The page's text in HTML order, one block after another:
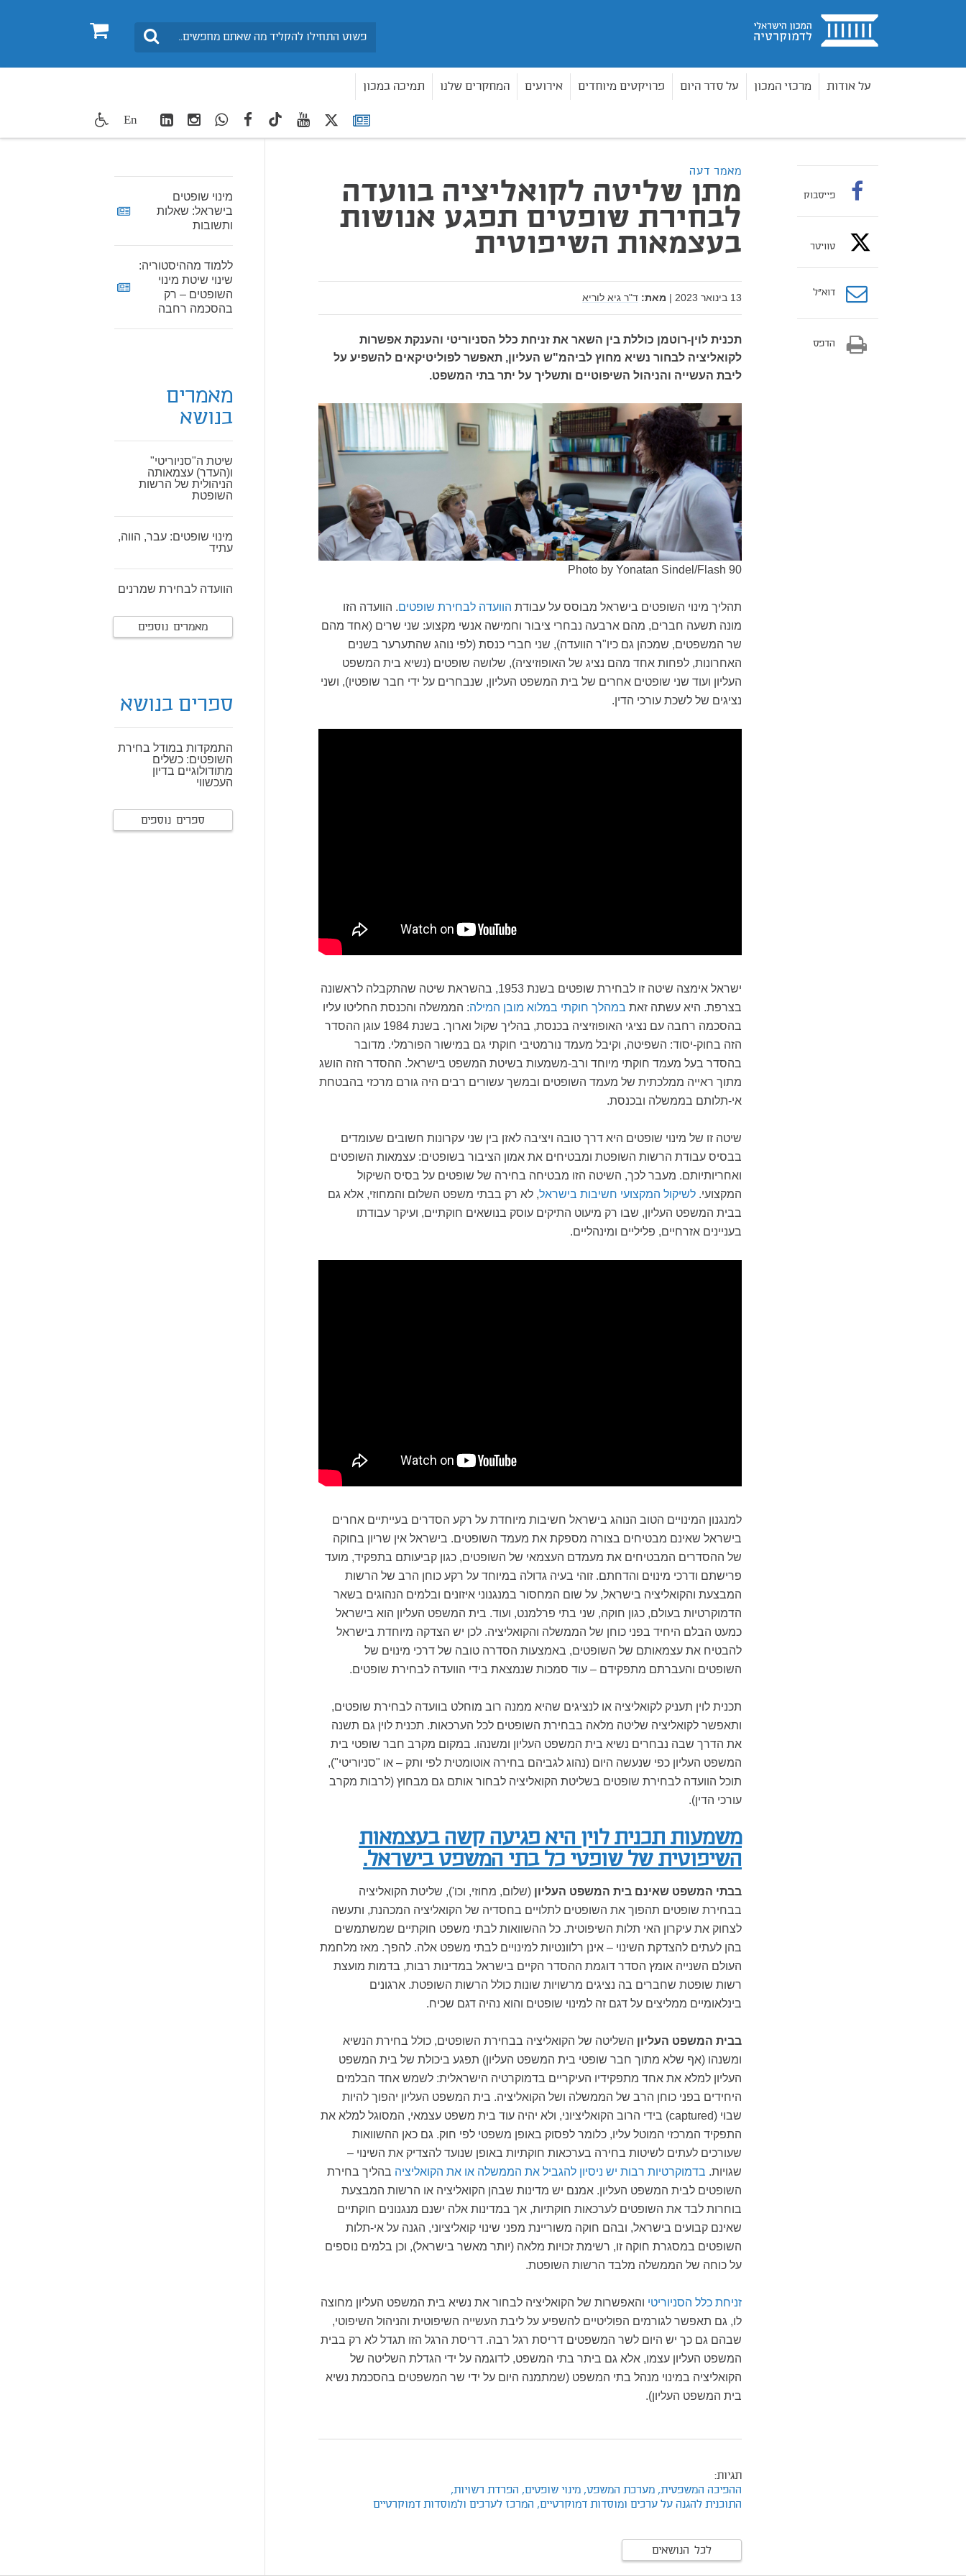
בית 0 חיפוש
על אודות מרכזי המכון על סדר היום פרויקטים מיוחדים אירועים המחקרים שלנו תמיכה במכון
רשימת
תפוצה
twitter
youtube
TikTok
facebook
WhatsApp
Instagram
LinkedIn
En
מאמר דעה
מתן שליטה לקואליציה בוועדה
לבחירת שופטים תפגע אנושות
בעצמאות השיפוטית
13 בינואר 2023 | מאת: ד"ר גיא לוריא
תכנית לוין-רוטמן כוללת בין השאר את זניחת כלל הסניוריטי והענקת אפשרות
לקואליציה לבחור נשיא מחוץ לביהמ"ש העליון, תאפשר לפוליטיקאים להשפיע על
ליבת העשייה והניהול השיפוטיים ותשליך על יתר בתי המשפט.
Photo by Yonatan Sindel/Flash 90
תהליך מינוי השופטים בישראל מבוסס על עבודת הוועדה לבחירת שופטים. הוועדה הזו
מונה תשעה חברים, מהם ארבעה נבחרי ציבור וחמישה אנשי מקצוע: שני שרים (אחד מהם
שר המשפטים, שמכהן גם כיו"ר הוועדה), שני חברי כנסת (לפי נוהג שהתערער בשנים
האחרונות, לפחות אחד מהם נציג של האופוזיציה), שלושה שופטים (נשיא בית המשפט
העליון ועוד שני שופטים אחרים של בית המשפט העליון, שנבחרים על ידי חבר שופטיו), ושני
נציגים של לשכת עורכי הדין.
ישראל אימצה שיטה זו לבחירת שופטים בשנת 1953, בהשראת שיטה שהתקבלה לראשונה
בצרפת. היא עשתה זאת במהלך חוקתי במלוא מובן המילה: הממשלה והכנסת החליטו עליו
בהסכמה רחבה עם נציגי האופוזיציה בכנסת, בהליך שקול וארוך. בשנת 1984 עוגן ההסדר
הזה בחוק-יסוד: השפיטה, וקיבל מעמד נורמטיבי חוקתי גם במישור הפורמלי. מדובר
בהסדר בעל מעמד חוקתי מיוחד ורב-משמעות בשיטת המשפט בישראל. ההסדר הזה הושג
מתוך ראייה ממלכתית של מעמד השופטים ובמשך עשורים רבים היה גורם מרכזי בהבטחת
אי-תלותם בממשלה ובכנסת.
שיטה זו של מינוי שופטים היא דרך טובה ויציבה לאזן בין שני עקרונות חשובים שעומדים
בבסיס עבודת הרשות השופטת ומבטיחים את אמון הציבור בשופטים: עצמאות השופטים
ואחריותיותם. מעבר לכך, השיטה הזו מבטיחה בחירה של שופטים על בסיס השיקול
המקצועי. לשיקול המקצועי חשיבות בישראל, לא רק בבתי משפט השלום והמחוזי, אלא גם
בבית המשפט העליון, שבו רק מיעוט התיקים עוסק בנושאים חוקתיים, ועיקר עבודתו
בעניינים אזרחיים, פליליים ומינהליים.
למנגנון המינויים הטוב הנוהג בישראל חשיבות מיוחדת על רקע הסדרים בעייתיים אחרים
בישראל שאינם מבטיחים בצורה מספקת את מעמד השופטים. בישראל אין שריון בחוקה
של ההסדרים המבטיחים את מעמדם העצמאי של השופטים, כגון קביעותם בתפקיד, מועד
פרישתם ודרכי מינוים והדחתם. זוהי בעיה גדולה במיוחד על רקע כוחן הרב של הרשות
המבצעת והקואליציה בישראל, על שום המחסור במנגנוני איזונים ובלמים הנהוגים בשאר
הדמוקרטיות בעולם, כגון חוקה, שני בתי פרלמנט, ועוד. בית המשפט העליון הוא בישראל
כמעט הבלם היחיד בפני כוחן של הממשלה והקואליציה. לכן יש הצדקה מיוחדת בישראל
להבטיח את עצמאותם של השופטים, באמצעות הסדרה טובה של דרכי מינוים של
השופטים והעברתם מתפקידם – עוד סמכות שנמצאת בידי הוועדה לבחירת שופטים.
תכנית לוין תעניק לקואליציה או לנציגים שהיא ממנה רוב מוחלט בוועדה לבחירת שופטים,
ותאפשר לקואליציה שליטה מלאה בבחירת השופטים לכל הערכאות. תכנית לוין גם תשנה
את הדרך שבה נבחרים נשיא בית המשפט העליון ומשנהו. במקום מקרב חבר שופטי בית
המשפט העליון כפי שנעשה היום (נהוג לגביהם בחירה אוטומטית לפי ותק – או "סניוריטי"),
תוכל הוועדה לבחירת שופטים בשליטת הקואליציה לבחור אותם גם מבחוץ (לרבות מקרב
עורכי הדין).
משמעות תכנית לוין היא פגיעה קשה בעצמאות
השיפוטית של שופטי כל בתי המשפט בישראל.
בבתי המשפט שאינם בית המשפט העליון (שלום, מחוזי, וכו'), שליטת הקואליציה
בבחירת שופטים תהפוך את השופטים לתלויים בחסדיה של הקואליציה המכהנת, ותעשה
לצחוק את עיקרון האי תלות השיפוטית. כל ההשוואות לבתי משפט חוקתיים שמשתמשים
בהן לעתים להצדקת השינוי – אינן רלוונטיות למינויים לבתי משפט אלה. להפך. מאז מלחמת
העולם השנייה אומץ הסדר דוגמת ההסדר הקיים בישראל במדינות רבות, בדמות מועצת
רשות שופטת שחברים בה נציגים מרשויות שונות כולל הרשות השופטת. ארגונים
בינלאומיים ממליצים על דגם זה למינוי שופטים והוא נהיה דגם שכיח.
בבית המשפט העליון השליטה של הקואליציה בבחירת השופטים, כולל בחירת הנשיא
ומשנהו (אף שלא מתוך חבר שופטי בית המשפט העליון) תפגע ביכולת של בית המשפט
העליון למלא את אחד מתפקידיו העיקריים בדמוקרטיה הישראלית: לשמש אחד הבלמים
היחידים בפני כוחן הרב של הממשלה ושל הקואליציה. בית המשפט העליון יהפוך להיות
שבוי (captured) בידי הרוב הקואליציוני, ולא יהיה עוד בית משפט עצמאי, המסוגל למלא את
התפקיד המרכזי המוטל עליו, כלומר לפסוק באופן משפטי לפי חוק. גם כאן ההשוואות
שעורכים לעתים לשיטות בחירה בערכאות חוקתיות באופן שנועד להצדיק את השינוי –
שגויות. בדמוקרטיות רבות יש ניסיון להגביל את הממשלה או את הקואליציה בהליך בחירת
השופטים לבית המשפט העליון. אמנם יש מדינות שבהן הקואליציה או הרשות המבצעת
בוחרות לבד את השופטים לערכאות חוקתיות, אך במדינות אלה ישנם מנגנונים חוקתיים
שאינם קבועים בישראל, ובהם חוקה משוריינת מפני שינוי קואליציוני, הגנה על אי-תלות
השופטים במסגרת חוקה זו, רשימת זכויות מלאה (יותר מאשר בישראל), וכן בלמים נוספים
על כוחה של הממשלה מלבד הרשות השופטת.
זניחת כלל הסניוריטי והאפשרות של הקואליציה לבחור את נשיא בית המשפט העליון מחוצה
לו, גם תאפשר לגורמים הפוליטיים להשפיע על ליבת העשייה השיפוטית והניהול השיפוטי,
שבהם גם כך יש היום לשר המשפטים דריסת רגל רבה. דריסת הרגל הזו תגדל לא רק בבית
המשפט העליון עצמו, אלא גם ביתר בתי המשפט, לדוגמה על ידי הגדלת השליטה של
הקואליציה במינוי מנהל בתי המשפט (שמתמנה היום על ידי שר המשפטים בהסכמת נשיא
בית המשפט העליון).
תגיות:
ההפיכה המשפטית, מערכת המשפט, מינוי שופטים, הפרדת רשויות,
התוכנית להגנה על ערכים ומוסדות דמוקרטיים, המרכז לערכים ולמוסדות דמוקרטיים
לכל הנושאים
פייסבוק
טוויטר
דוא”ל
הדפס
מינוי שופטים
בישראל: שאלות
ותשובות
ללמוד מההיסטוריה:
שינוי שיטת מינוי
השופטים – רק
בהסכמה רחבה
מאמרים
בנושא
שיטת ה"סניוריטי"
ו(העדר) עצמאותה
הניהולית של הרשות
השופטת
מינוי שופטים: עבר, הווה,
עתיד
הוועדה לבחירת שמרנים
מאמרים נוספים
ספרים בנושא
התמקדות במודל בחירת
השופטים: כשלים
מתודולוגיים בדיון
העכשווי
ספרים נוספים